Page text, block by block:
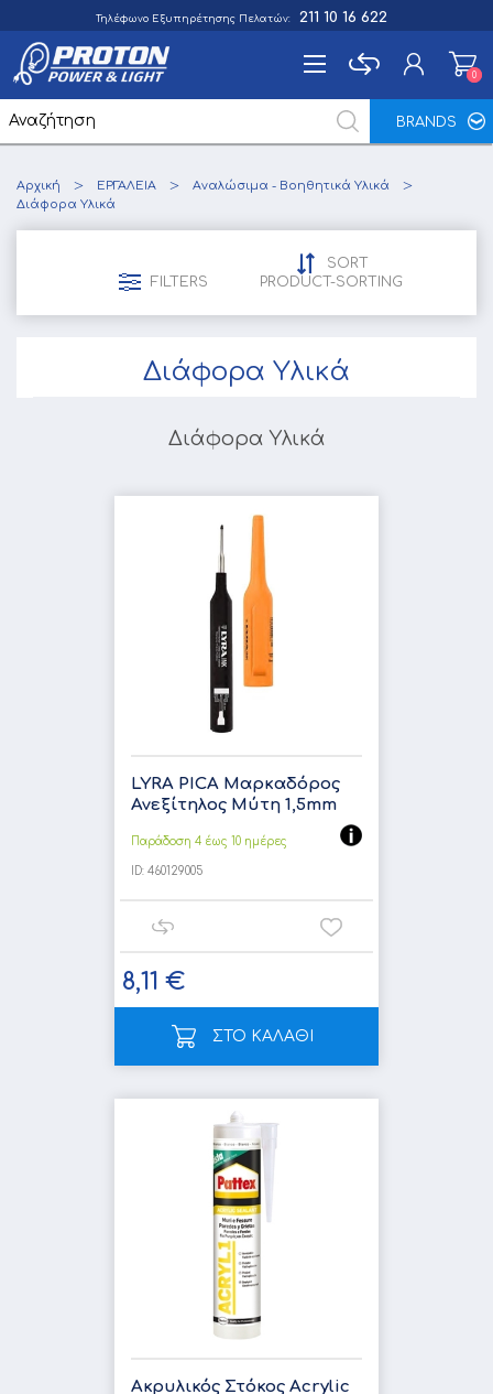
Τηλέφωνο Εξυπηρέτησης Πελατών: 211 10 16 622
BRANDS
Σύνδεση
00
Αρχική ΕΡΓΑΛΕΙΑ
Αναλώσιμα - Βοηθητικά Υλικά
Διάφορα Υλικά
FILTERS
SORT
PRODUCT-SORTING
Διάφορα Υλικά
Διάφορα Υλικά
LYRA PICA Μαρκαδόρος
Ανεξίτηλος Μύτη 1,5mm
Παράδοση 4 έως 10 ημέρες
ID: 460129005
8,11 €
ΣΤΟ ΚΑΛΑΘΙ
Ακρυλικός Στόκος Acrylic